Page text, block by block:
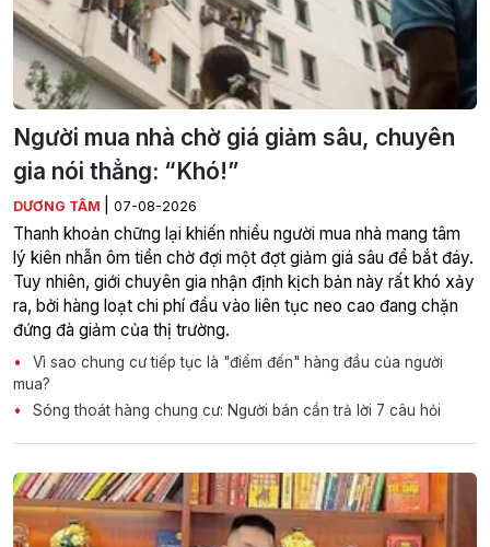
Người mua nhà chờ giá giảm sâu, chuyên
gia nói thẳng: “Khó!”
DƯƠNG TÂM 07-08-2026
Thanh khoản chững lại khiến nhiều người mua nhà mang tâm
lý kiên nhẫn ôm tiền chờ đợi một đợt giảm giá sâu để bắt đáy.
Tuy nhiên, giới chuyên gia nhận định kịch bản này rất khó xảy
ra, bởi hàng loạt chi phí đầu vào liên tục neo cao đang chặn
đứng đà giảm của thị trường.
Vì sao chung cư tiếp tục là "điểm đến" hàng đầu của người
mua?
Sóng thoát hàng chung cư: Người bán cần trả lời 7 câu hỏi